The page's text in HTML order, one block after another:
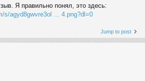
Я правильно понял, это здесь:
s/agyd8gwvre3ol ... 4.png?dl=0
Jump to post